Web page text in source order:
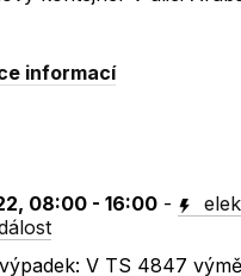
informací
08:00 - 16:00 -
V TS 4847